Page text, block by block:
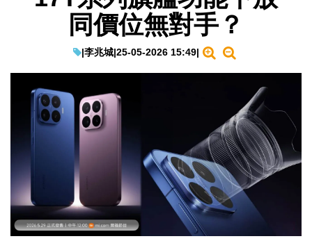
EduTech
IT Times
生成式AI與雲端應用
Enterprise Digital Transformation
特集
同價位無對手？
|李兆城|25-05-2026 15:49|